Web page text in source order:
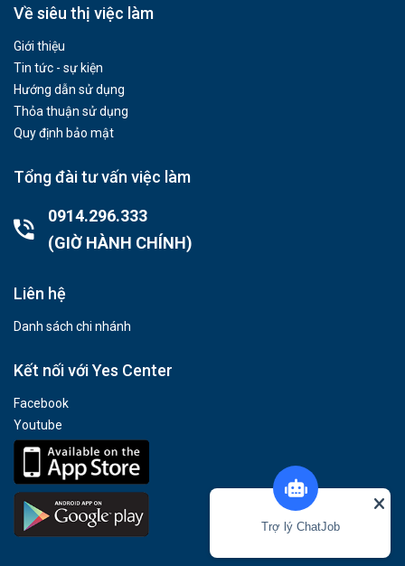
Về siêu thị việc làm
Giới thiệu
Tin tức - sự kiện
Hướng dẫn sử dụng
Thỏa thuận sử dụng
Quy định bảo mật
Tổng đài tư vấn việc làm
0914.296.333
(GIỜ HÀNH CHÍNH)
Liên hệ
Danh sách chi nhánh
Kết nối với Yes Center
Facebook
Youtube
Trợ lý ChatJob